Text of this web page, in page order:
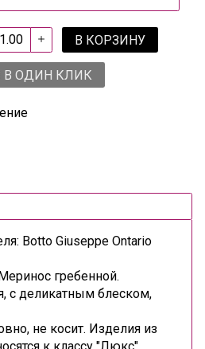
В КОРЗИНУ
В ОДИН КЛИК
Botto Giuseppe Ontario
гребенной.
с деликатным блеском,
не косит. Изделия из